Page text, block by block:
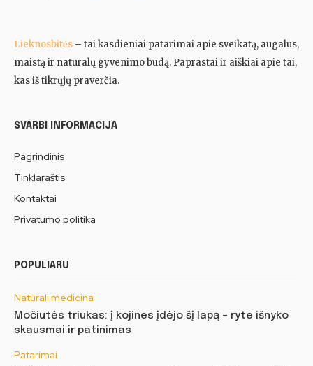
Lieknosbitės – tai kasdieniai patarimai apie sveikatą, augalus,
maistą ir natūralų gyvenimo būdą. Paprastai ir aiškiai apie tai,
kas iš tikrųjų praverčia.
SVARBI INFORMACIJA
Pagrindinis
Tinklaraštis
Kontaktai
Privatumo politika
POPULIARU
Natūrali medicina
Močiutės triukas: į kojines įdėjo šį lapą – ryte išnyko
skausmai ir patinimas
Patarimai